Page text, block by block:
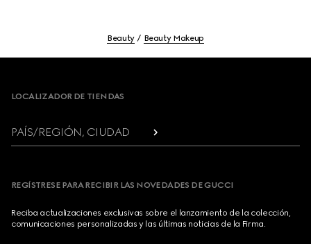
Beauty Beauty Makeup
LOCALIZADOR DE TIENDAS
PAÍS/REGIÓN, CIUDAD
REGÍSTRESE PARA RECIBIR LAS NOVEDADES DE GUCCI
Reciba actualizaciones exclusivas sobre el lanzamiento de la colección,
comunicaciones personalizadas y las últimas noticias de la Firma.